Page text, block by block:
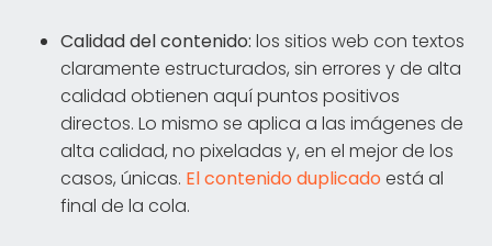
Calidad del contenido: los sitios web con textos
claramente estructurados, sin errores y de alta
calidad obtienen aquí puntos positivos
directos. Lo mismo se aplica a las imágenes de
alta calidad, no pixeladas y, en el mejor de los
casos, únicas. El contenido duplicado está al
final de la cola.